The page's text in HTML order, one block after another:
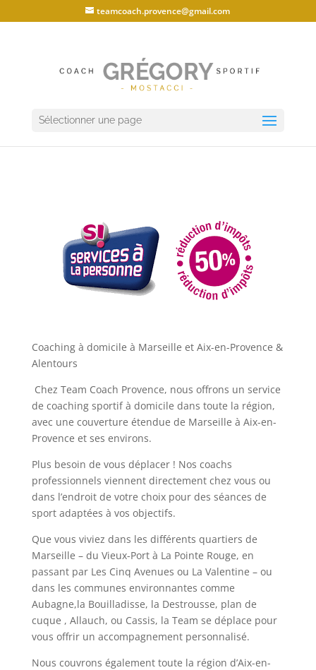
teamcoach.provence@gmail.com
Sélectionner une page
Coaching à domicile à Marseille et Aix-en-Provence &
Alentours
Chez Team Coach Provence, nous offrons un service
de coaching sportif à domicile dans toute la région,
avec une couverture étendue de Marseille à Aix-en-
Provence et ses environs.
Plus besoin de vous déplacer ! Nos coachs
professionnels viennent directement chez vous ou
dans l’endroit de votre choix pour des séances de
sport adaptées à vos objectifs.
Que vous viviez dans les différents quartiers de
Marseille – du Vieux-Port à La Pointe Rouge, en
passant par Les Cinq Avenues ou La Valentine – ou
dans les communes environnantes comme
Aubagne,la Bouilladisse, la Destrousse, plan de
cuque , Allauch, ou Cassis, la Team se déplace pour
vous offrir un accompagnement personnalisé.
Nous couvrons également toute la région d’Aix-en-